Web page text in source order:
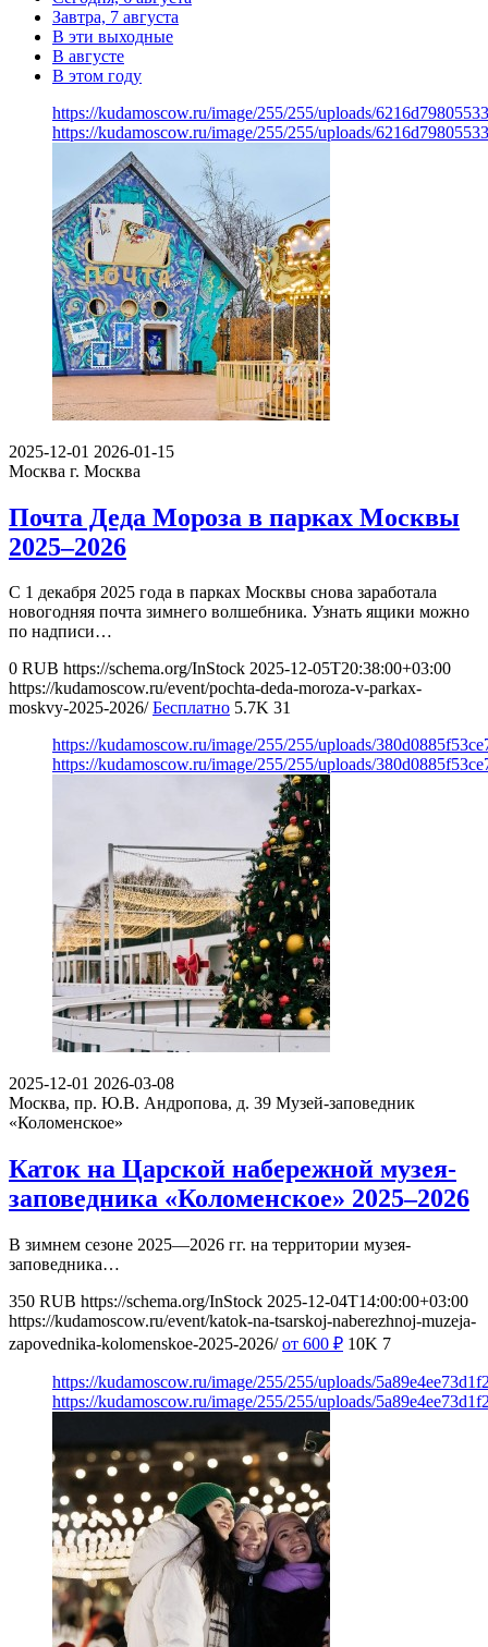
Завтра, 7 августа
В эти выходные
В августе
В этом году
https://kudamoscow.ru/image/255/255/uploads/
https://kudamoscow.ru/image/255/255/uploads/
2025-12-01 2026-01-15
Москва г. Москва
Почта Деда Мороза в парках Москвы
2025–2026
С 1 декабря 2025 года в парках Москвы снова заработала
новогодняя почта зимнего волшебника. Узнать ящики можно
по надписи…
0 RUB https://schema.org/InStock 2025-12-05T20:38:00+03:00
https://kudamoscow.ru/event/pochta-deda-moroza-v-parkax-
moskvy-2025-2026/ Бесплатно 5.7K 31
https://kudamoscow.ru/image/255/255/uploads/
https://kudamoscow.ru/image/255/255/uploads/
2025-12-01 2026-03-08
Москва, пр. Ю.В. Андропова, д. 39 Музей-заповедник
«Коломенское»
Каток на Царской набережной музея-
заповедника «Коломенское» 2025–2026
В зимнем сезоне 2025—2026 гг. на территории музея-
заповедника…
350 RUB https://schema.org/InStock 2025-12-04T14:00:00+03:00
https://kudamoscow.ru/event/katok-na-tsarskoj-naberezhnoj-muzeja-
zapovednika-kolomenskoe-2025-2026/ от 600 ₽ 10K 7
https://kudamoscow.ru/image/255/255/uploads/
https://kudamoscow.ru/image/255/255/uploads/